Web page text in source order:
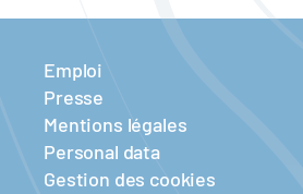
Emploi
Presse
Mentions légales
Personal data
Gestion des cookies